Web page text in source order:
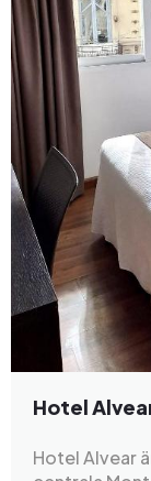
Hotel
Hotel Alvear